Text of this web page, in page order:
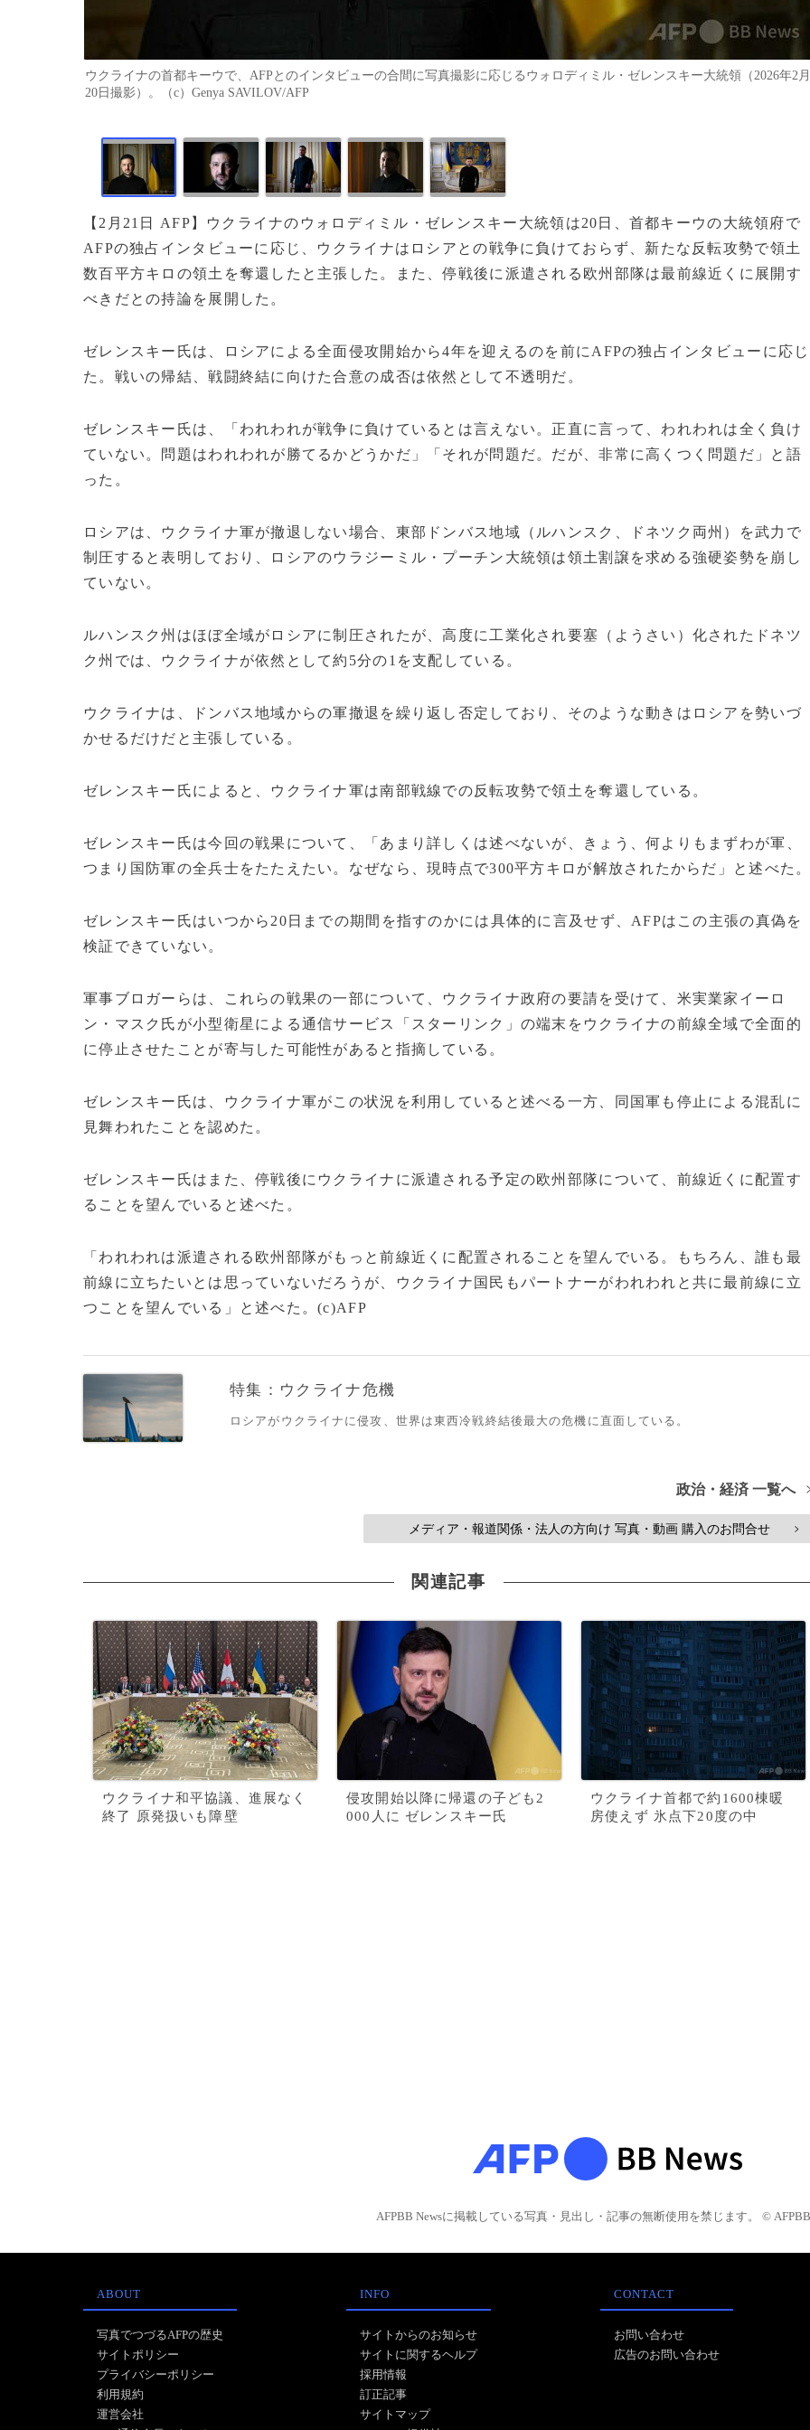
ウクライナの首都キーウで、AFPとのインタビューの合間に写真撮影に応じるウォロディミル・ゼレンスキー大統領（2026年2月
20日撮影）。（c）Genya SAVILOV/AFP
【2月21日 AFP】ウクライナのウォロディミル・ゼレンスキー大統領は20日、首都キーウの大統領府で
AFPの独占インタビューに応じ、ウクライナはロシアとの戦争に負けておらず、新たな反転攻勢で領土
数百平方キロの領土を奪還したと主張した。また、停戦後に派遣される欧州部隊は最前線近くに展開す
べきだとの持論を展開した。
ゼレンスキー氏は、ロシアによる全面侵攻開始から4年を迎えるのを前にAFPの独占インタビューに応じ
た。戦いの帰結、戦闘終結に向けた合意の成否は依然として不透明だ。
ゼレンスキー氏は、「われわれが戦争に負けているとは言えない。正直に言って、われわれは全く負け
ていない。問題はわれわれが勝てるかどうかだ」「それが問題だ。だが、非常に高くつく問題だ」と語
った。
ロシアは、ウクライナ軍が撤退しない場合、東部ドンバス地域（ルハンスク、ドネツク両州）を武力で
制圧すると表明しており、ロシアのウラジーミル・プーチン大統領は領土割譲を求める強硬姿勢を崩し
ていない。
ルハンスク州はほぼ全域がロシアに制圧されたが、高度に工業化され要塞（ようさい）化されたドネツ
ク州では、ウクライナが依然として約5分の1を支配している。
ウクライナは、ドンバス地域からの軍撤退を繰り返し否定しており、そのような動きはロシアを勢いづ
かせるだけだと主張している。
ゼレンスキー氏によると、ウクライナ軍は南部戦線での反転攻勢で領土を奪還している。
ゼレンスキー氏は今回の戦果について、「あまり詳しくは述べないが、きょう、何よりもまずわが軍、
つまり国防軍の全兵士をたたえたい。なぜなら、現時点で300平方キロが解放されたからだ」と述べた
ゼレンスキー氏はいつから20日までの期間を指すのかには具体的に言及せず、AFPはこの主張の真偽を
検証できていない。
軍事ブロガーらは、これらの戦果の一部について、ウクライナ政府の要請を受けて、米実業家イーロ
ン・マスク氏が小型衛星による通信サービス「スターリンク」の端末をウクライナの前線全域で全面的
に停止させたことが寄与した可能性があると指摘している。
ゼレンスキー氏は、ウクライナ軍がこの状況を利用していると述べる一方、同国軍も停止による混乱に
見舞われたことを認めた。
ゼレンスキー氏はまた、停戦後にウクライナに派遣される予定の欧州部隊について、前線近くに配置す
ることを望んでいると述べた。
「われわれは派遣される欧州部隊がもっと前線近くに配置されることを望んでいる。もちろん、誰も最
前線に立ちたいとは思っていないだろうが、ウクライナ国民もパートナーがわれわれと共に最前線に立
つことを望んでいる」と述べた。(c)AFP
特集：ウクライナ危機
ロシアがウクライナに侵攻、世界は東西冷戦終結後最大の危機に直面している。
政治・経済 一覧へ
メディア・報道関係・法人の方向け 写真・動画 購入のお問合せ >
関連記事
ウクライナ和平協議、進展なく
終了 原発扱いも障壁
侵攻開始以降に帰還の子ども2
000人に ゼレンスキー氏
ウクライナ首都で約1600棟暖
房使えず 氷点下20度の中
AFPBB Newsに掲載している写真・見出し・記事の無断使用を禁じます。 © AFPBB
ABOUT
写真でつづるAFPの歴史
サイトポリシー
プライバシーポリシー
利用規約
運営会社
INFO
サイトからのお知らせ
サイトに関するヘルプ
採用情報
訂正記事
サイトマップ
CONTACT
お問い合わせ
広告のお問い合わせ